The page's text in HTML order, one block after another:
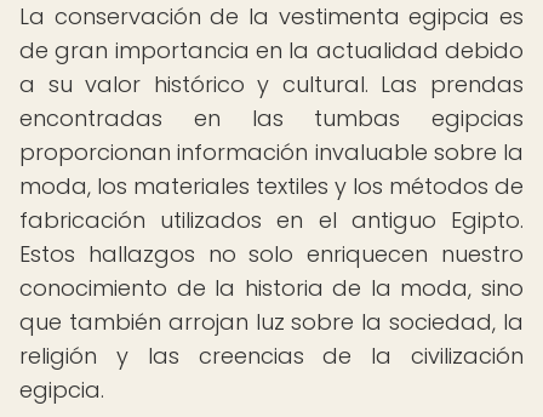
La conservación de la vestimenta egipcia es
de gran importancia en la actualidad debido
a su valor histórico y cultural. Las prendas
encontradas en las tumbas egipcias
proporcionan información invaluable sobre la
moda, los materiales textiles y los métodos de
fabricación utilizados en el antiguo Egipto.
Estos hallazgos no solo enriquecen nuestro
conocimiento de la historia de la moda, sino
que también arrojan luz sobre la sociedad, la
religión y las creencias de la civilización
egipcia.